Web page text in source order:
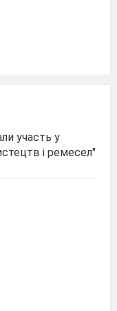
участь у
і ремесел"